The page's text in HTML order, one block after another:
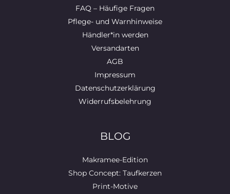
FAQ – Häufige Fragen
Pflege- und Warnhinweise
Händler*in werden
Versandarten
AGB
Impressum
Datenschutzerklärung
Widerrufsbelehrung
BLOG
Makramee-Edition
Shop Concept: Taufkerzen
Print-Motive